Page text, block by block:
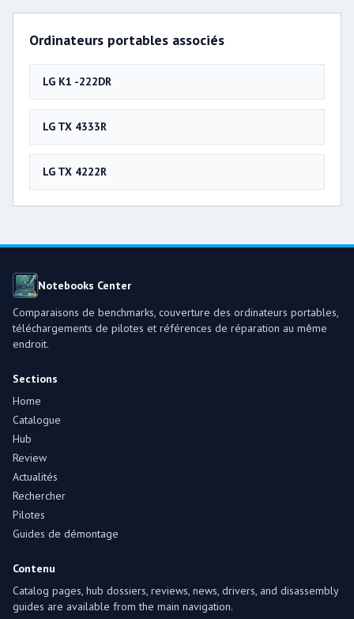
Ordinateurs portables associés
LG K1 -222DR
LG TX 4333R
LG TX 4222R
Notebooks Center
Comparaisons de benchmarks, couverture des ordinateurs portables,
téléchargements de pilotes et références de réparation au même
endroit.
Sections
Home
Catalogue
Hub
Review
Actualités
Rechercher
Pilotes
Guides de démontage
Contenu
Catalog pages, hub dossiers, reviews, news, drivers, and disassembly
guides are available from the main navigation.